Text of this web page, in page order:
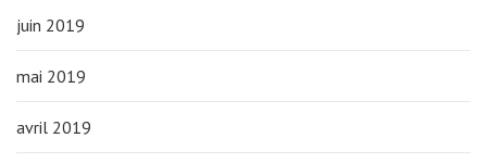
juin 2019
mai 2019
avril 2019